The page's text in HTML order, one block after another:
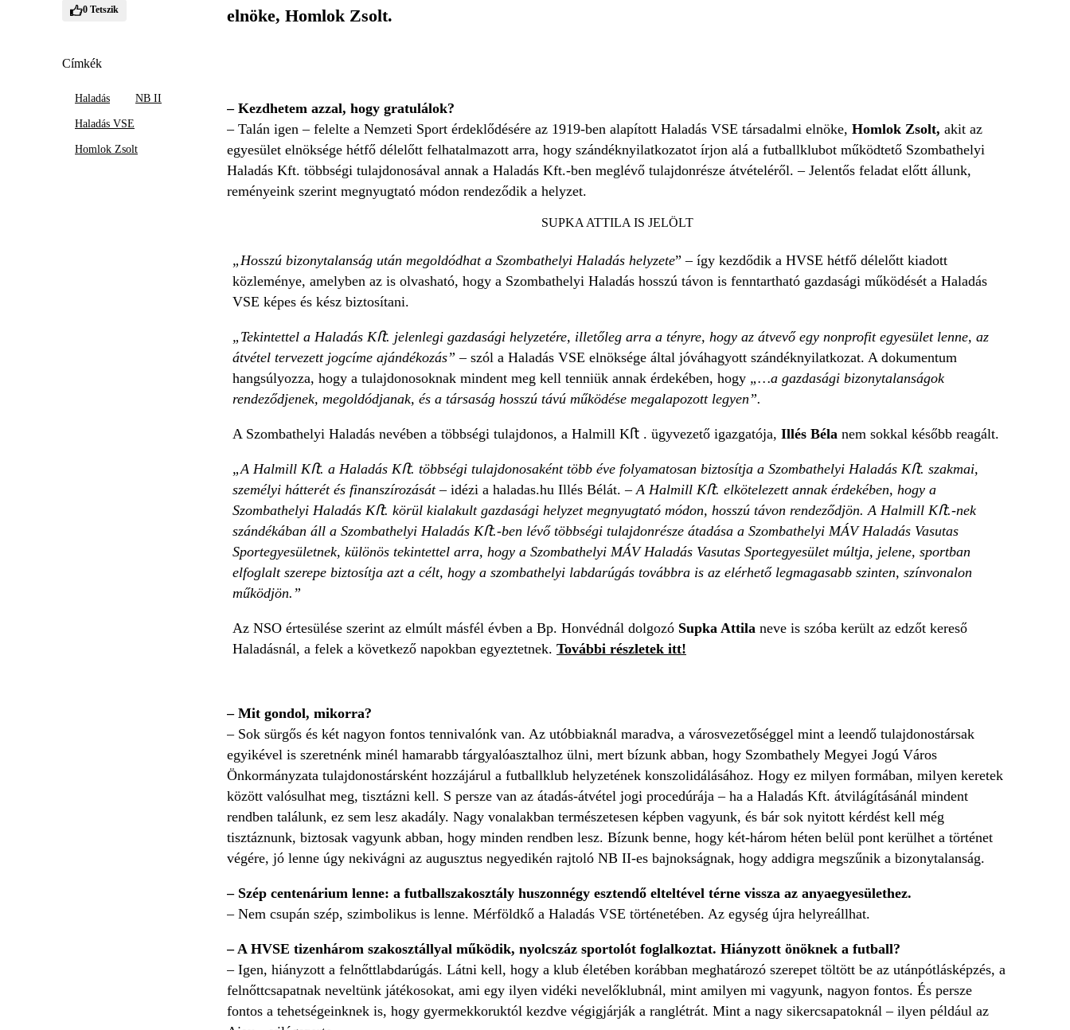
0 Tetszik
Címkék
Haladás NB II
Haladás VSE
Homlok Zsolt
elnöke, Homlok Zsolt.
– Kezdhetem azzal, hogy gratulálok?
– Talán igen – felelte a Nemzeti Sport érdeklődésére az 1919-ben alapított Haladás VSE társadalmi elnöke, Homlok Zsolt, akit az
egyesület elnöksége hétfő délelőtt felhatalmazott arra, hogy szándéknyilatkozatot írjon alá a futballklubot működtető Szombathelyi
Haladás Kft. többségi tulajdonosával annak a Haladás Kft.-ben meglévő tulajdonrésze átvételéről. – Jelentős feladat előtt állunk,
reményeink szerint megnyugtató módon rendeződik a helyzet.
SUPKA ATTILA IS JELÖLT
„Hosszú bizonytalanság után megoldódhat a Szombathelyi Haladás helyzete” – így kezdődik a HVSE hétfő délelőtt kiadott
közleménye, amelyben az is olvasható, hogy a Szombathelyi Haladás hosszú távon is fenntartható gazdasági működését a Haladás
VSE képes és kész biztosítani.
„Tekintettel a Haladás Kﬅ. jelenlegi gazdasági helyzetére, illetőleg arra a tényre, hogy az átvevő egy nonprofit egyesület lenne, az
átvétel tervezett jogcíme ajándékozás” – szól a Haladás VSE elnöksége által jóváhagyott szándéknyilatkozat. A dokumentum
hangsúlyozza, hogy a tulajdonosoknak mindent meg kell tenniük annak érdekében, hogy „…a gazdasági bizonytalanságok
rendeződjenek, megoldódjanak, és a társaság hosszú távú működése megalapozott legyen”.
A Szombathelyi Haladás nevében a többségi tulajdonos, a Halmill Kﬅ . ügyvezető igazgatója, Illés Béla nem sokkal később reagált.
„A Halmill Kﬅ. a Haladás Kﬅ. többségi tulajdonosaként több éve folyamatosan biztosítja a Szombathelyi Haladás Kﬅ. szakmai,
személyi hátterét és finanszírozását– idézi a haladas.hu Illés Bélát. – A Halmill Kﬅ. elkötelezett annak érdekében, hogy a
Szombathelyi Haladás Kﬅ. körül kialakult gazdasági helyzet megnyugtató módon, hosszú távon rendeződjön. A Halmill Kﬅ.-nek
szándékában áll a Szombathelyi Haladás Kﬅ.-ben lévő többségi tulajdonrésze átadása a Szombathelyi MÁV Haladás Vasutas
Sportegyesületnek, különös tekintettel arra, hogy a Szombathelyi MÁV Haladás Vasutas Sportegyesület múltja, jelene, sportban
elfoglalt szerepe biztosítja azt a célt, hogy a szombathelyi labdarúgás továbbra is az elérhető legmagasabb szinten, színvonalon
működjön.”
Az NSO értesülése szerint az elmúlt másfél évben a Bp. Honvédnál dolgozó Supka Attila neve is szóba került az edzőt kereső
Haladásnál, a felek a következő napokban egyeztetnek. További részletek itt!
– Mit gondol, mikorra?
– Sok sürgős és két nagyon fontos tennivalónk van. Az utóbbiaknál maradva, a városvezetőséggel mint a leendő tulajdonostársak
egyikével is szeretnénk minél hamarabb tárgyalóasztalhoz ülni, mert bízunk abban, hogy Szombathely Megyei Jogú Város
Önkormányzata tulajdonostársként hozzájárul a futballklub helyzetének konszolidálásához. Hogy ez milyen formában, milyen keretek
között valósulhat meg, tisztázni kell. S persze van az átadás-átvétel jogi procedúrája – ha a Haladás Kft. átvilágításánál mindent
rendben találunk, ez sem lesz akadály. Nagy vonalakban természetesen képben vagyunk, és bár sok nyitott kérdést kell még
tisztáznunk, biztosak vagyunk abban, hogy minden rendben lesz. Bízunk benne, hogy két-három héten belül pont kerülhet a történet
végére, jó lenne úgy nekivágni az augusztus negyedikén rajtoló NB II-es bajnokságnak, hogy addigra megszűnik a bizonytalanság.
– Szép centenárium lenne: a futballszakosztály huszonnégy esztendő elteltével térne vissza az anyaegyesülethez.
– Nem csupán szép, szimbolikus is lenne. Mérföldkő a Haladás VSE történetében. Az egység újra helyreállhat.
– A HVSE tizenhárom szakosztállyal működik, nyolcszáz sportolót foglalkoztat. Hiányzott önöknek a futball?
– Igen, hiányzott a felnőttlabdarúgás. Látni kell, hogy a klub életében korábban meghatározó szerepet töltött be az utánpótlásképzés, a
felnőttcsapatnak neveltünk játékosokat, ami egy ilyen vidéki nevelőklubnál, mint amilyen mi vagyunk, nagyon fontos. És persze
fontos a tehetségeinknek is, hogy gyermekkoruktól kezdve végigjárják a ranglétrát. Mint a nagy sikercsapatoknál – ilyen például az